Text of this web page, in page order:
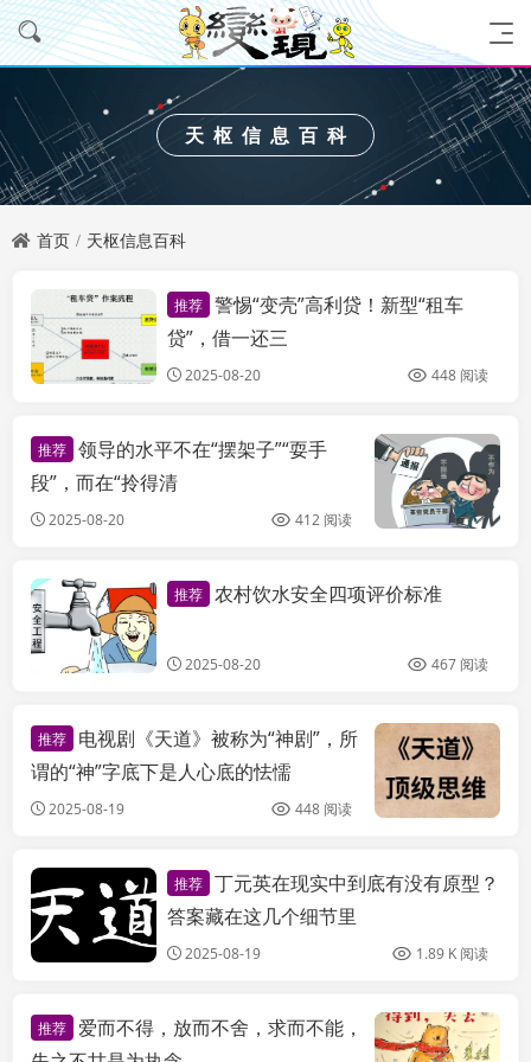
天枢信息百科
首页 天枢信息百科
天枢信息百科
推荐 警惕“变壳”高利贷！新型“租车
贷”，借一还三
2025-08-20 448 阅读
推荐 领导的水平不在“摆架子”“耍手
段”，而在“拎得清
2025-08-20 412 阅读
天枢信息百科
推荐 农村饮水安全四项评价标准
2025-08-20 467 阅读
推荐
电视剧《天道》被称为“神剧”，所
谓的“神”字底下是人心底的怯懦
2025-08-19 448 阅读
天枢信息百科
推荐 丁元英在现实中到底有没有原型？
答案藏在这几个细节里
2025-08-19 1.89 K 阅读
推荐 爱而不得，放而不舍，求而不能，